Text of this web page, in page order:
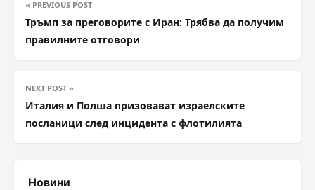
« PREVIOUS POST
Тръмп за преговорите с Иран: Трябва да получим
правилните отговори
NEXT POST »
Италия и Полша призовават израелските
посланици след инцидента с флотилията
Новини